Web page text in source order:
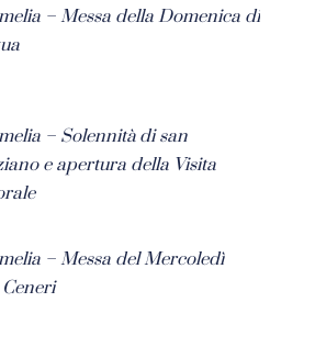
– Messa della Domenica di
– Solennità di san
e apertura della Visita
– Messa del Mercoledì